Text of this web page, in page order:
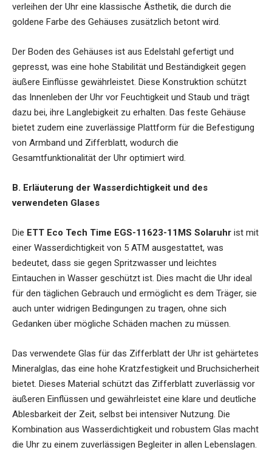
verleihen der Uhr eine klassische Ästhetik, die durch die
goldene Farbe des Gehäuses zusätzlich betont wird.
Der Boden des Gehäuses ist aus Edelstahl gefertigt und
gepresst, was eine hohe Stabilität und Beständigkeit gegen
äußere Einflüsse gewährleistet. Diese Konstruktion schützt
das Innenleben der Uhr vor Feuchtigkeit und Staub und trägt
dazu bei, ihre Langlebigkeit zu erhalten. Das feste Gehäuse
bietet zudem eine zuverlässige Plattform für die Befestigung
von Armband und Zifferblatt, wodurch die
Gesamtfunktionalität der Uhr optimiert wird.
B. Erläuterung der Wasserdichtigkeit und des
verwendeten Glases
Die ETT Eco Tech Time EGS-11623-11MS Solaruhr ist mit
einer Wasserdichtigkeit von 5 ATM ausgestattet, was
bedeutet, dass sie gegen Spritzwasser und leichtes
Eintauchen in Wasser geschützt ist. Dies macht die Uhr ideal
für den täglichen Gebrauch und ermöglicht es dem Träger, sie
auch unter widrigen Bedingungen zu tragen, ohne sich
Gedanken über mögliche Schäden machen zu müssen.
Das verwendete Glas für das Zifferblatt der Uhr ist gehärtetes
Mineralglas, das eine hohe Kratzfestigkeit und Bruchsicherheit
bietet. Dieses Material schützt das Zifferblatt zuverlässig vor
äußeren Einflüssen und gewährleistet eine klare und deutliche
Ablesbarkeit der Zeit, selbst bei intensiver Nutzung. Die
Kombination aus Wasserdichtigkeit und robustem Glas macht
die Uhr zu einem zuverlässigen Begleiter in allen Lebenslagen.